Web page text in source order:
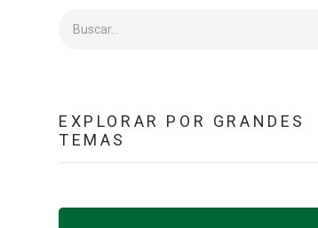
EXPLORAR POR GRANDES
TEMAS